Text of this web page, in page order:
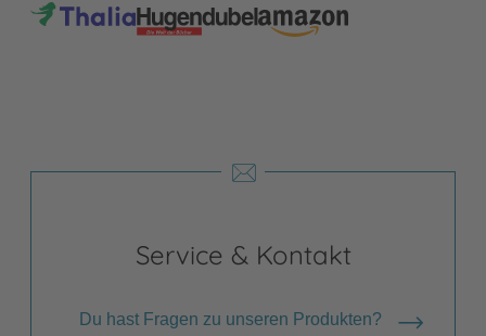
Service & Kontakt
Du hast Fragen zu unseren Produkten?